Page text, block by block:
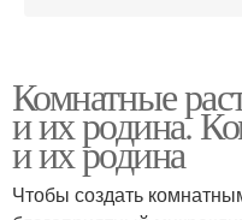
Комнатные
и их родина.
и их родина
Чтобы создать